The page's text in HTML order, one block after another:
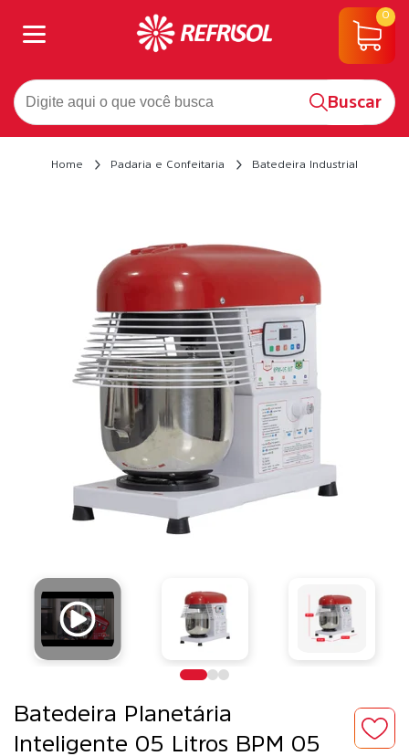
Buscar
0
Home Padaria e Confeitaria Batedeira Industrial
Batedeira Planetária
Inteligente 05 Litros BPM 05